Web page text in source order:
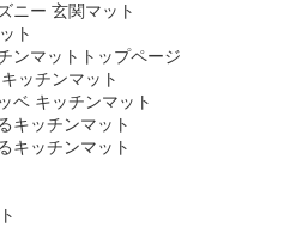
ニー 玄関マット
ト
ンマットトップページ
ッチンマット
ベ キッチンマット
キッチンマット
キッチンマット